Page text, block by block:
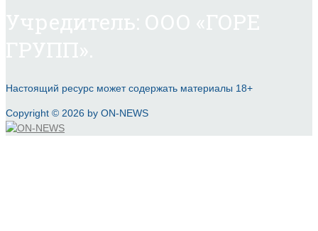
Настоящий ресурс может содержать материалы 18+
Copyright © 2026 by ON-NEWS